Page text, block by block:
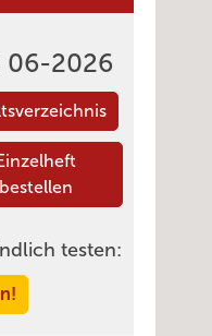
06-2026
Einzelheft
bestellen
testen: